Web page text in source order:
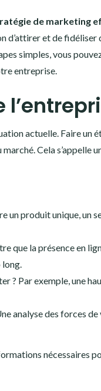
de marketing
d’attirer et de fidéliser
simples, vous
entreprise.
actuelle. Faire un
Cela s’appelle
un produit unique, un
que la présence en
long.
? Par exemple, une
analyse des forces de
nécessaires